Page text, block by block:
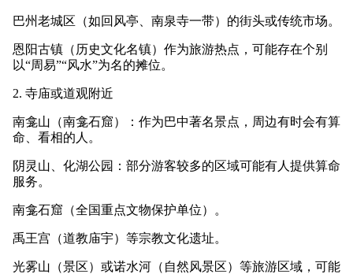
巴州老城区（如回风亭、南泉寺一带）的街头或传统市场。
恩阳古镇（历史文化名镇）作为旅游热点，可能存在个别
以“周易”“风水”为名的摊位。
2. 寺庙或道观附近
南龛山（南龛石窟）：作为巴中著名景点，周边有时会有算
命、看相的人。
阴灵山、化湖公园：部分游客较多的区域可能有人提供算命
服务。
南龛石窟（全国重点文物保护单位）。
禹王宫（道教庙宇）等宗教文化遗址。
光雾山（景区）或诺水河（自然风景区）等旅游区域，可能